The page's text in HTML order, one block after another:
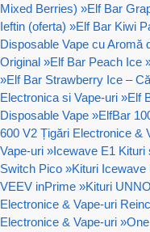
Mixed Berries) »Elf Bar
Ieftin (oferta) »Elf Bar Kiwi
Disposable Vape cu Aromă
Original »Elf Bar Peach Ice
»Elf Bar Strawberry Ice –
Electronica si Vape-uri »Elf
Disposable Vape »ElfBar
600 V2 Țigări Electronice &
Vape-uri »Icewave E1 Kituri
Switch Pico »Kituri Icewave
VEEV inPrime »Kituri
Electronice & Vape-uri
Electronice & Vape-uri »